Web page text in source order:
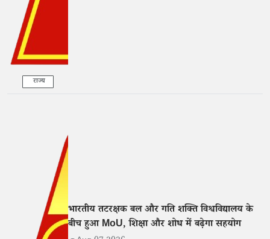
राज्य
भारतीय तटरक्षक बल और गति शक्ति विश्वविद्यालय के
बीच हुआ MoU, शिक्षा और शोध में बढ़ेगा सहयोग